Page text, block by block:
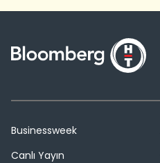
Businessweek
Canlı Yayın